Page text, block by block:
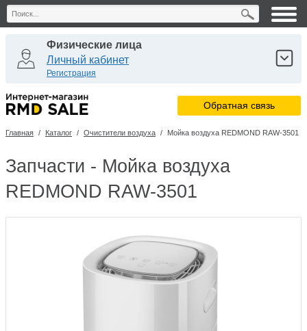
Физические лица
Личный кабинет
Регистрация
Юридические лица
Личный кабинет
Личный кабинет
Обратная связь
Главная / Каталог / Очистители воздуха / Мойка воздуха REDMOND RAW-3501
Запчасти - Мойка воздуха
REDMOND RAW-3501